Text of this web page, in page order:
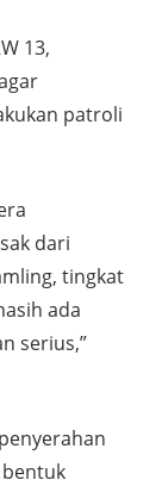
13,
patroli
dari
tingkat
ada
serius,”
bentuk